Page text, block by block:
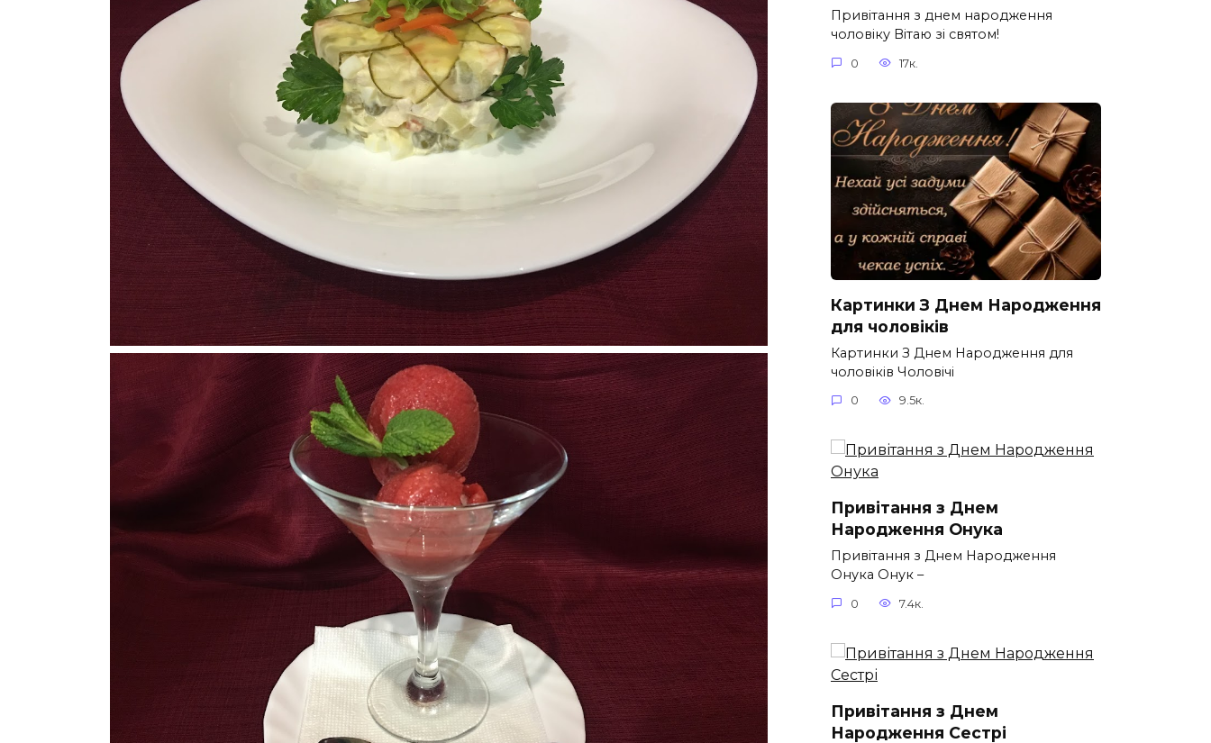
Привітання з днем народження
чоловіку Вітаю зі святом!
0 17к.
Картинки З Днем Народження
для чоловіків​
Картинки З Днем Народження для
чоловіків​ Чоловічі
0 9.5к.
Привітання з Днем
Народження Онука
Привітання з Днем Народження
Онука Онук –
0 7.4к.
Привітання з Днем
Народження Сестрі